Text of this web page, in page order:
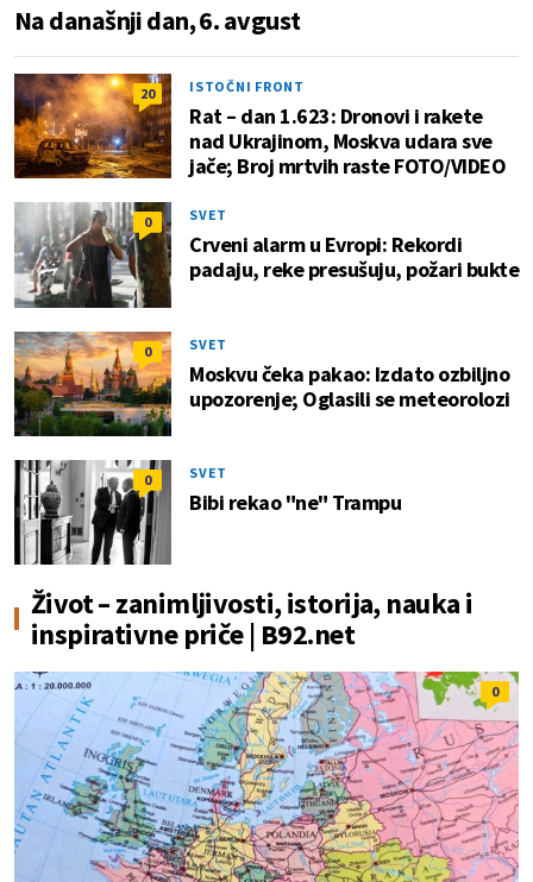
Na današnji dan, 6. avgust
20 ISTOČNI FRONT
Rat – dan 1.623: Dronovi i rakete
nad Ukrajinom, Moskva udara sve
jače; Broj mrtvih raste FOTO/VIDEO
0 SVET
Crveni alarm u Evropi: Rekordi
padaju, reke presušuju, požari bukte
0 SVET
Moskvu čeka pakao: Izdato ozbiljno
upozorenje; Oglasili se meteorolozi
0 SVET
Bibi rekao "ne" Trampu
Život – zanimljivosti, istorija, nauka i
inspirativne priče | B92.net
0